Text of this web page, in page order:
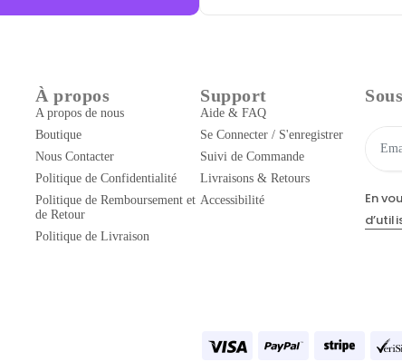
À propos
A propos de nous
Boutique
Nous Contacter
Politique de Confidentialité
Politique de Remboursement et
de Retour
Politique de Livraison
Support
Aide & FAQ
Se Connecter / S'enregistrer
Suivi de Commande
Livraisons & Retours
Accessibilité
En